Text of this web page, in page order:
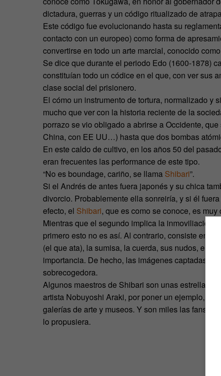
dictadura, guerras y un código ritualizado de
Este código fue evolucionando hasta su
contacto con un europeo) como forma de
convertirse en todo un arte marcial, conocido como
Se dice que durante el periodo Edo (1600-1878)
constituían todo un códice en el que, con ver sus
clase social del prisionero.
El cómo un instrumento de tortura, normalizado y
mucho que ver con la historia reciente de la
porrazo se vio obligado a abrirse a Occidente,
China, con EE UU…) hasta que dos bombas
En este caldo de cultivo, en los años 50 del
eran frecuentes las performance de este tipo.
“No es boundage, cariño, se llama Shibari”.
Si el Andrés de antes fuera japonés y su chica
divorcio. Probablemente ella sonreiría, y si él
efecto, el Shibari, que es como se conoce, es
Mientras que el segundo implica la inmoviliación
primero esto no es así. Al contrario, consiste en
(el que ata), la sumisa, la cuerda, sus nudos, el
importancia. De hecho, las imágenes captadas
sobrecogedora.
Algunos maestros de Shibari son unas estrellas
artista Nobuyoshi Araki, por poner un ejemplo, es
galerías de arte y museos. Y son miles las fans
lo propusiera.